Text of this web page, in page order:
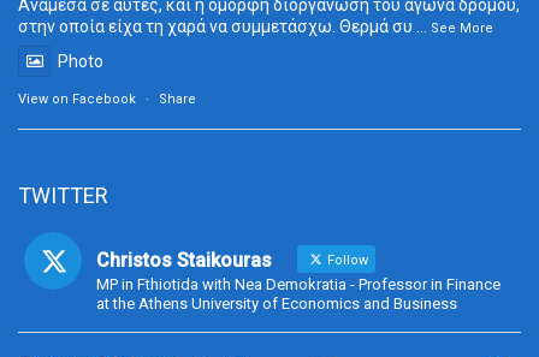
Ανάμεσα σε αυτές, και η όμορφη διοργάνωση του αγώνα δρόμου,
στην οποία είχα τη χαρά να συμμετάσχω. Θερμά συ ... See More
Photo
View on Facebook · Share
TWITTER
Christos Staikouras Follow
MP in Fthiotida with Nea Demokratia - Professor in Finance
at the Athens University of Economics and Business